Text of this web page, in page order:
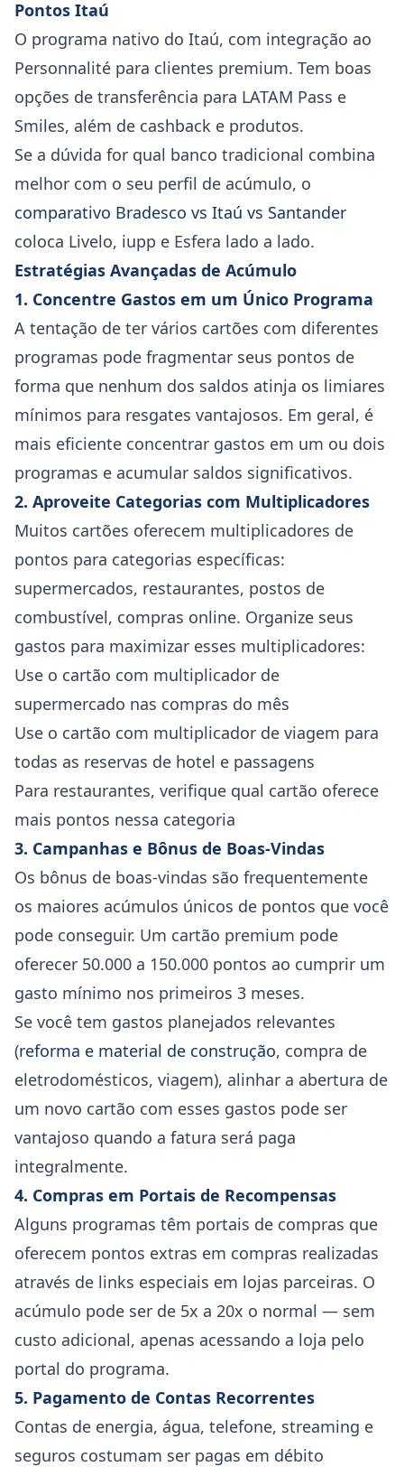
Pontos Itaú
O programa nativo do Itaú, com integração ao
Personnalité para clientes premium. Tem boas
opções de transferência para LATAM Pass e
Smiles, além de cashback e produtos.
Se a dúvida for qual banco tradicional combina
melhor com o seu perfil de acúmulo, o
comparativo Bradesco vs Itaú vs Santander
coloca Livelo, iupp e Esfera lado a lado.
Estratégias Avançadas de Acúmulo
1. Concentre Gastos em um Único Programa
A tentação de ter vários cartões com diferentes
programas pode fragmentar seus pontos de
forma que nenhum dos saldos atinja os limiares
mínimos para resgates vantajosos. Em geral, é
mais eficiente concentrar gastos em um ou dois
programas e acumular saldos significativos.
2. Aproveite Categorias com Multiplicadores
Muitos cartões oferecem multiplicadores de
pontos para categorias específicas:
supermercados, restaurantes, postos de
combustível, compras online. Organize seus
gastos para maximizar esses multiplicadores:
Use o cartão com multiplicador de
supermercado nas compras do mês
Use o cartão com multiplicador de viagem para
todas as reservas de hotel e passagens
Para restaurantes, verifique qual cartão oferece
mais pontos nessa categoria
3. Campanhas e Bônus de Boas-Vindas
Os bônus de boas-vindas são frequentemente
os maiores acúmulos únicos de pontos que você
pode conseguir. Um cartão premium pode
oferecer 50.000 a 150.000 pontos ao cumprir um
gasto mínimo nos primeiros 3 meses.
Se você tem gastos planejados relevantes
(reforma e material de construção, compra de
eletrodomésticos, viagem), alinhar a abertura de
um novo cartão com esses gastos pode ser
vantajoso quando a fatura será paga
integralmente.
4. Compras em Portais de Recompensas
Alguns programas têm portais de compras que
oferecem pontos extras em compras realizadas
através de links especiais em lojas parceiras. O
acúmulo pode ser de 5x a 20x o normal — sem
custo adicional, apenas acessando a loja pelo
portal do programa.
5. Pagamento de Contas Recorrentes
Contas de energia, água, telefone, streaming e
seguros costumam ser pagas em débito